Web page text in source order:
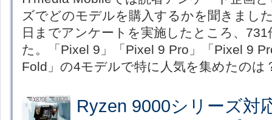
ズでどのモデルを購入するかを聞きまし
日までアンケートを実施したところ、
た。「Pixel 9」「Pixel 9 Pro」「Pixel 9
Fold」の4モデルで特に人気を集めたのは
Ryzen 9000シリーズ対